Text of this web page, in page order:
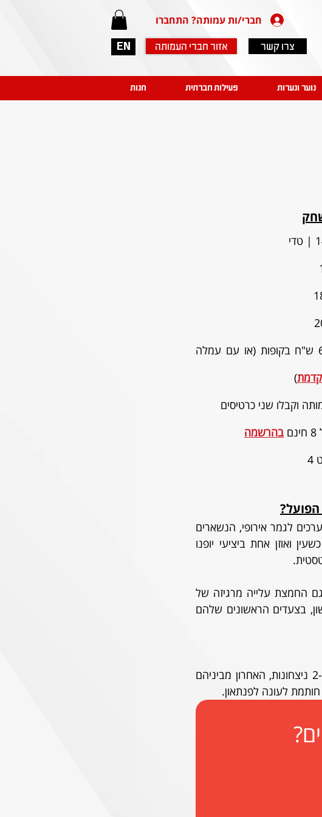
EN
חברי/ות עמותה? התחברו
אזור חברי העמותה צרו קשר
נוער ונערות פעילות חברתית חנות
)
וקבלו שני כרטיסים
בהרשמה
לעונה לפנתאון.